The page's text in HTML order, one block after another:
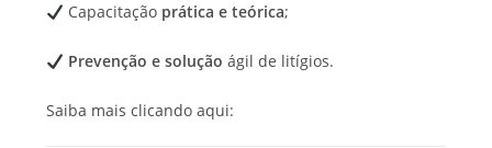
Capacitação prática e teórica;
Prevenção e solução ágil de litígios.
Saiba mais clicando aqui: